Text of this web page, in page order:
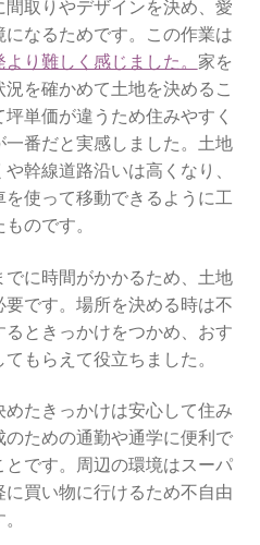
絡を
保険とは
取りやデザインを決め、愛
なるためです。この作業は
り難しく感じました。 家を
を確かめて土地を決めるこ
単価が違うため住みやすく
番だと実感しました。土地
幹線道路沿いは高くなり、
使って移動できるように工
のです。
に時間がかかるため、土地
です。場所を決める時は不
ときっかけをつかめ、おす
もらえて役立ちました。
たきっかけは安心して住み
ための通勤や通学に便利で
です。周辺の環境はスーパ
買い物に行けるため不自由